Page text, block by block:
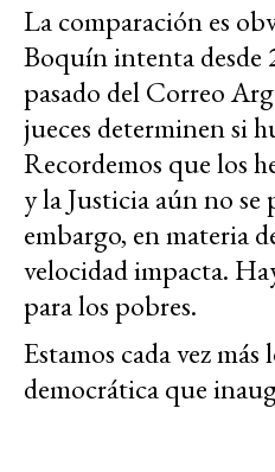
La comparación es
Boquín intenta desde
pasado del Correo
jueces determinen si
Recordemos que los
y la Justicia aún no
embargo, en materia
velocidad impacta.
para los pobres.
Estamos cada vez
democrática que